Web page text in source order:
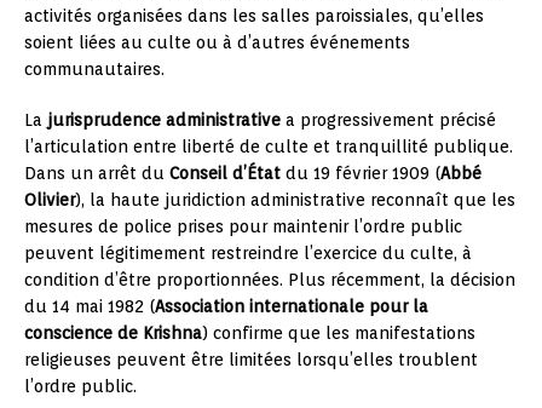
activités organisées dans les salles paroissiales, qu’elles
soient liées au culte ou à d’autres événements
communautaires.
La jurisprudence administrative a progressivement précisé
l’articulation entre liberté de culte et tranquillité publique.
Dans un arrêt du Conseil d’État du 19 février 1909 (Abbé
Olivier), la haute juridiction administrative reconnaît que les
mesures de police prises pour maintenir l’ordre public
peuvent légitimement restreindre l’exercice du culte, à
condition d’être proportionnées. Plus récemment, la décision
du 14 mai 1982 (Association internationale pour la
conscience de Krishna) confirme que les manifestations
religieuses peuvent être limitées lorsqu’elles troublent
l’ordre public.